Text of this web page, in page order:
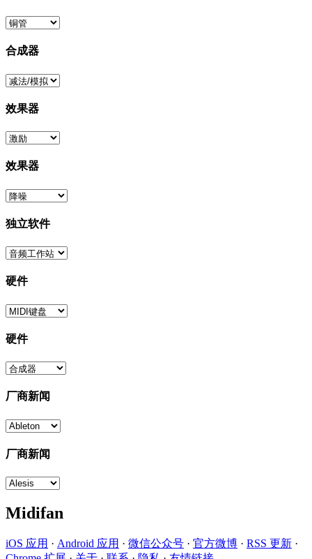
合成器
效果器
效果器
独立软件
硬件
硬件
厂商新闻
厂商新闻
Midifan
iOS 应用 · Android 应用 · 微信公众号 · 官方微博 · RSS 更新 ·